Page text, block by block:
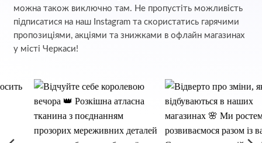
можна також виключно там. Не пропустіть можливість
підписатися на наш Instagram та скористатись гарячими
пропозиціями, акціями та знижками в офлайн магазинах
у місті Черкаси!